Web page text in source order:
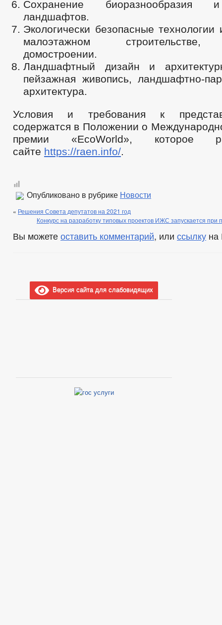
Сохранение биоразнообразия
ландшафтов.
Экологически безопасные
малоэтажном строительстве,
домостроении.
Ландшафтный дизайн и
пейзажная живопись, ландшафтно-
архитектура.
Условия и требования к
содержатся в Положении о
премии «EcoWorld», которое
сайте https://raen.info/.
Опубликовано в рубрике Новости
« Решения Совета депутатов на 2021 год
Конкурс на разработку типовых проектов ИЖС запускается
Вы можете оставить комментарий, или ссылку на
Версия сайта для слабовидящих